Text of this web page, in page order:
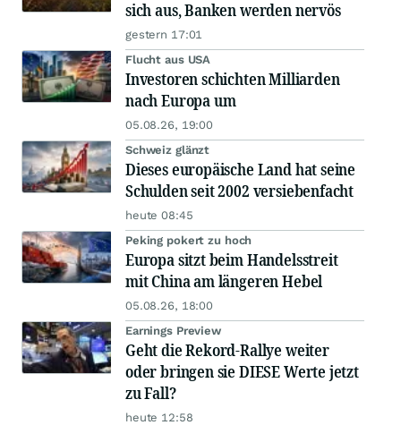
sich aus, Banken werden nervös
gestern 17:01
Flucht aus USA
Investoren schichten Milliarden
nach Europa um
05.08.26, 19:00
Schweiz glänzt
Dieses europäische Land hat seine
Schulden seit 2002 versiebenfacht
heute 08:45
Peking pokert zu hoch
Europa sitzt beim Handelsstreit
mit China am längeren Hebel
05.08.26, 18:00
Earnings Preview
Geht die Rekord-Rallye weiter
oder bringen sie DIESE Werte jetzt
zu Fall?
heute 12:58